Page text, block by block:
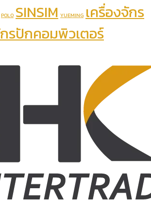
POLO SINSIM YUEMING เครื่องจักร
รปักคอมพิวเตอร์